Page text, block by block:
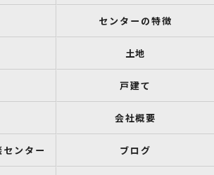
センターの特徴
土地
戸建て
会社概要
ンター ブログ